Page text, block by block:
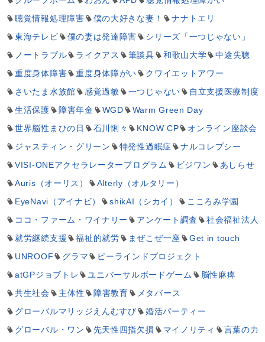
聴覚情報処理障害
僕の大好きな妻！
ナナトエリ
東海テレビ
僕の妻は発達障害
シリーズ「一つじゃない」
ノートラブル
ライクアス 筆談具 和歌山大学
中途失聴
重度身体障害
重度身体障がい
クワイエットアワー
さいたま水族館
感覚過敏 一つじゃない
自立支援医療制度
生活保護
障害年金 WGD
Warm Green Day
世界脳性まひの日
石川悧々 KNOW CP
オンライン座談会
ジャスティン・グリーン
特発性過眠症
ナルコレプシー
VISI-ONEアクセラレータープログラム
ビジワン
あしらせ
Auris（オーリス）
Alterly（オルタリー）
EyeNavi（アイナビ）
shikAI（シカイ）
こころみ学園
ココ・ファーム・ワイナリー
アンケート調査
社会福祉法人
就労継続支援
福祉的就労 まぜこぜ一座
Get in touch
UNROOF
グラマ
ビーラインドプロジェクト
atGPジョブトレ
ユニバーサルボードゲーム
脳性麻痺
共生社会
主体性 障害教育
メタバース
グローバルマリッジえんむすび
婚活パーティー
グローバル・ワン
先天性四指欠損 マイノリティ
言葉の力